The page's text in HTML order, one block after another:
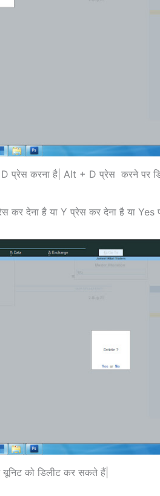
प्रेस करना है| Alt + D प्रेस करने पर
कर देना है या Y प्रेस कर देना है या Yes
को डिलीट कर सकते हैं|